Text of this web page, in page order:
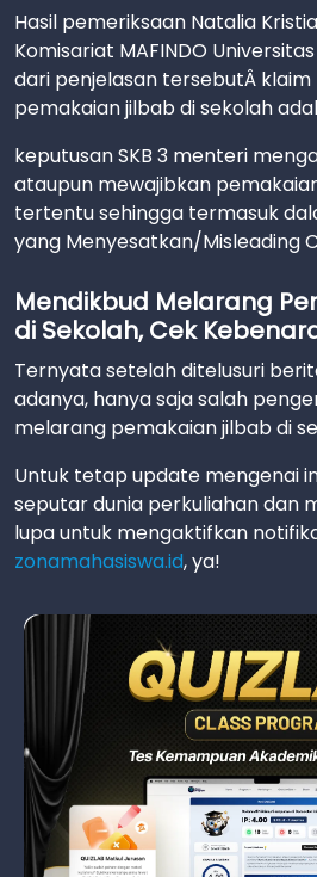
Hasil pemeriksaan Natalia
Komisariat MAFINDO
dari penjelasan tersebutÂ
pemakaian jilbab di sekolah
keputusan SKB 3 menteri
ataupun mewajibkan
tertentu sehingga termasuk
yang Menyesatkan/Misleading
Mendikbud Melarang
di Sekolah, Cek
Ternyata setelah ditelusuri
adanya, hanya saja salah
melarang pemakaian jilbab di
Untuk tetap update mengenai
seputar dunia perkuliahan dan
lupa untuk mengaktifkan
zonamahasiswa.id, ya!